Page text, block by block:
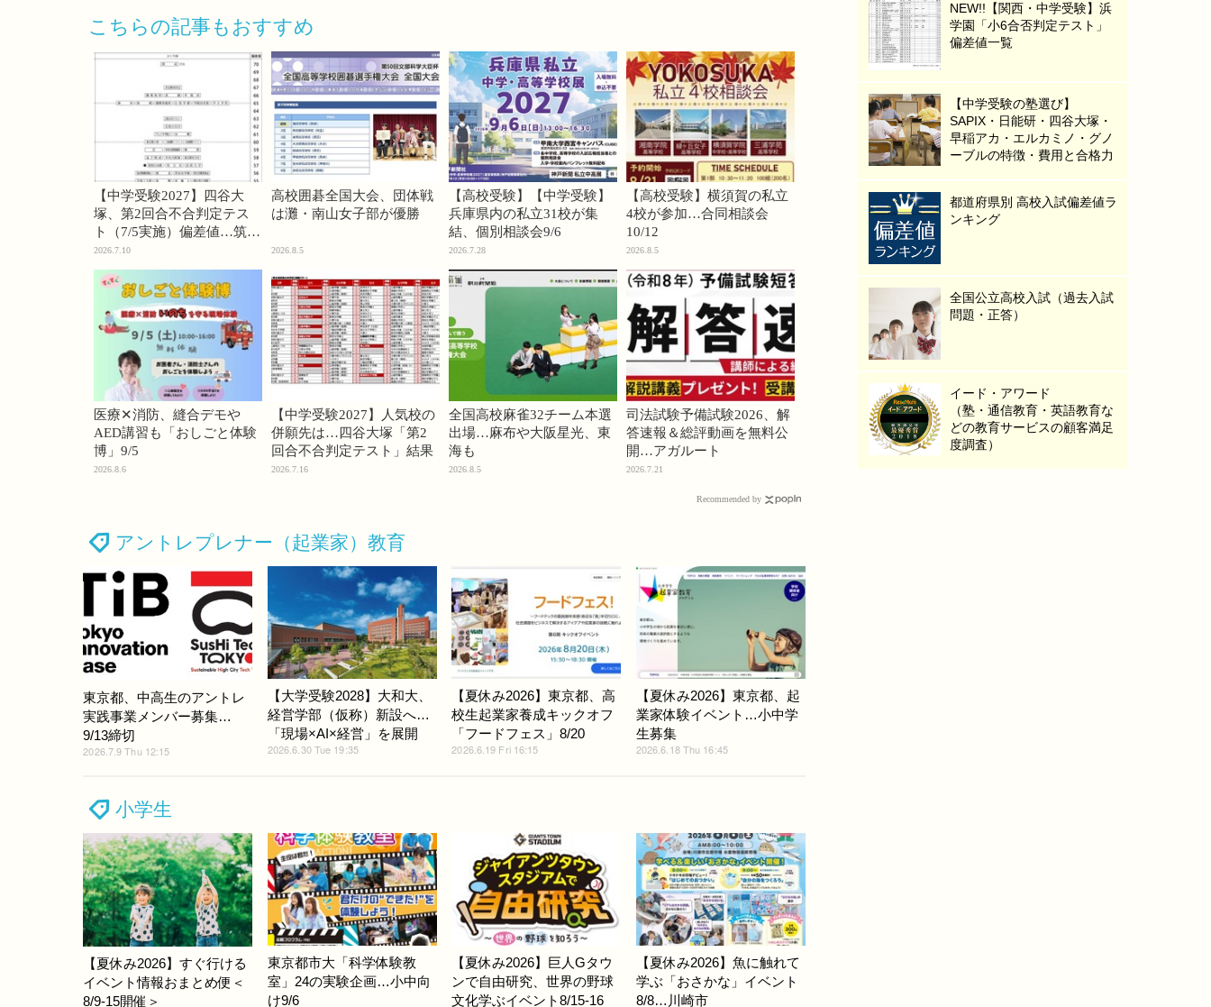
こちらの記事もおすすめ
【中学受験2027】四谷大
塚、第2回合不合判定テス
ト（7/5実施）偏差値…筑駒
74・桜蔭70＜PR＞
2026.7.10
高校囲碁全国大会、団体戦
は灘・南山女子部が優勝
2026.8.5
【高校受験】【中学受験】
兵庫県内の私立31校が集
結、個別相談会9/6
2026.7.28
【高校受験】横須賀の私立
4校が参加…合同相談会
10/12
2026.8.5
医療✕消防、縫合デモや
AED講習も「おしごと体験
博」9/5
2026.8.6
【中学受験2027】人気校の
併願先は…四谷大塚「第2
回合不合判定テスト」結果
2026.7.16
全国高校麻雀32チーム本選
出場…麻布や大阪星光、東
海も
2026.8.5
司法試験予備試験2026、解
答速報＆総評動画を無料公
開…アガルート
2026.7.21
Recommended by
アントレプレナー（起業家）教育
東京都、中高生のアントレ
実践事業メンバー募集…
9/13締切
2026.7.9 Thu 12:15
【大学受験2028】大和大、
経営学部（仮称）新設へ…
「現場×AI×経営」を展開
2026.6.30 Tue 19:35
【夏休み2026】東京都、高
校生起業家養成キックオフ
「フードフェス」8/20
2026.6.19 Fri 16:15
【夏休み2026】東京都、起
業家体験イベント…小中学
生募集
2026.6.18 Thu 16:45
小学生
【夏休み2026】すぐ行ける
イベント情報おまとめ便＜
8/9-15開催＞
東京都市大「科学体験教
室」24の実験企画…小中向
け9/6
【夏休み2026】巨人Gタウ
ンで自由研究、世界の野球
文化学ぶイベント8/15-16
【夏休み2026】魚に触れて
学ぶ「おさかな」イベント
8/8…川崎市
NEW!!【関西・中学受験】浜
学園「小6合否判定テスト」
偏差値一覧
【中学受験の塾選び】
SAPIX・日能研・四谷大塚・
早稲アカ・エルカミノ・グノ
ーブルの特徴・費用と合格力
都道府県別 高校入試偏差値ラ
ンキング
全国公立高校入試（過去入試
問題・正答）
イード・アワード
（塾・通信教育・英語教育な
どの教育サービスの顧客満足
度調査）